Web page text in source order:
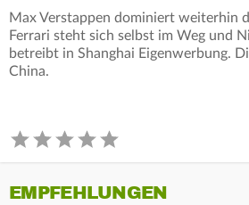
Max Verstappen dominiert weiterhin
Ferrari steht sich selbst im Weg und
betreibt in Shanghai Eigenwerbung.
China.
EMPFEHLUNGEN